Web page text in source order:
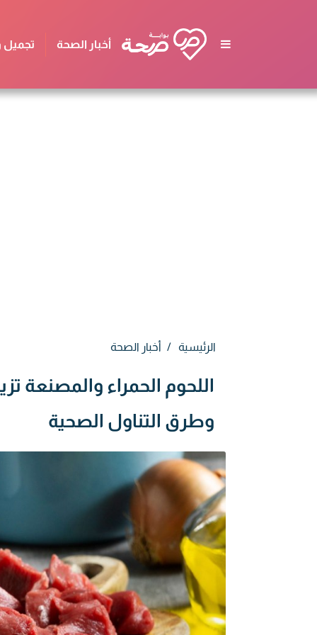
أخبار الصحة
الرئيسية أخبار الصحة
اللحوم الحمراء والمصنعة
وطرق التناول الصحية